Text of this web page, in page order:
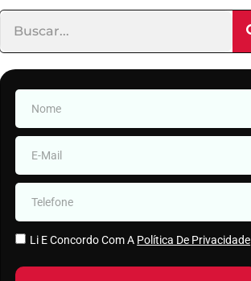
Li E Concordo Com A Política De Privacidade